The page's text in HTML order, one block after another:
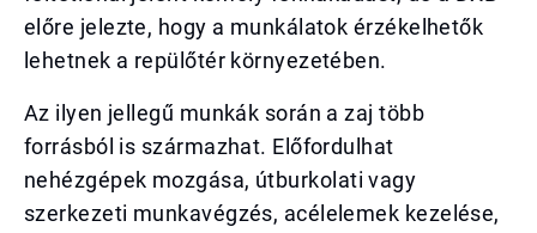
előre jelezte, hogy a munkálatok érzékelhetők
lehetnek a repülőtér környezetében.
Az ilyen jellegű munkák során a zaj több
forrásból is származhat. Előfordulhat
nehézgépek mozgása, útburkolati vagy
szerkezeti munkavégzés, acélelemek kezelése,